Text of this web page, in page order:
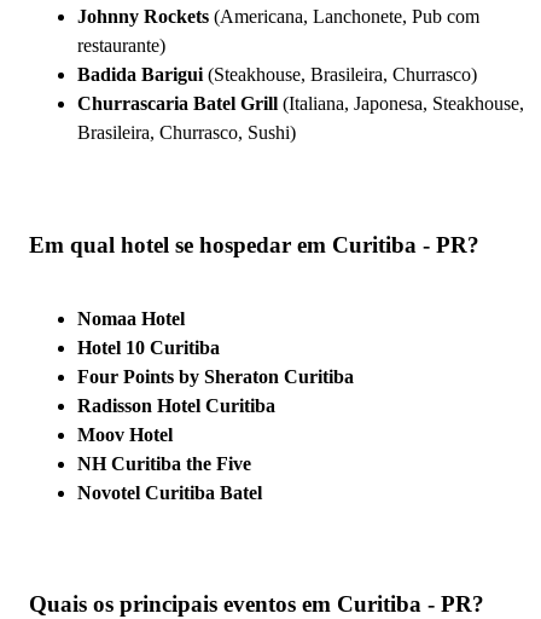
Johnny Rockets (Americana, Lanchonete, Pub com
restaurante)
Badida Barigui (Steakhouse, Brasileira, Churrasco)
Churrascaria Batel Grill (Italiana, Japonesa, Steakhouse,
Brasileira, Churrasco, Sushi)
Em qual hotel se hospedar em Curitiba - PR?
Nomaa Hotel
Hotel 10 Curitiba
Four Points by Sheraton Curitiba
Radisson Hotel Curitiba
Moov Hotel
NH Curitiba the Five
Novotel Curitiba Batel
Quais os principais eventos em Curitiba - PR?